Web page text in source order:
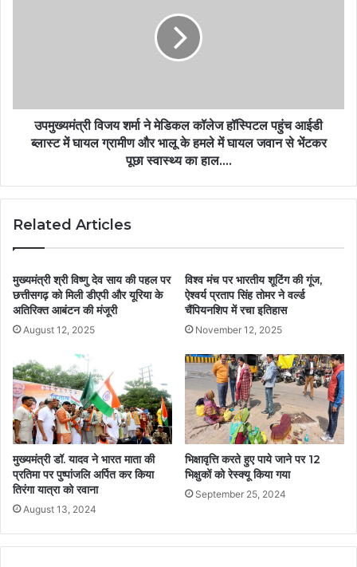
उपमुख्यमंत्री विजय शर्मा ने मेडिकल कॉलेज हॉस्पिटल पहुंच आईडी
ब्लास्ट में घायल ग्रामीण और भालू के हमले में घायल जवान से भेंटकर
पूछा स्वास्थ्य का हाल….
Related Articles
मुख्यमंत्री श्री विष्णु देव साय की पहल पर
छत्तीसगढ़ को मिली डीएपी और यूरिया के
अतिरिक्त आबंटन की मंजूरी
August 12, 2025
विश्व मंच पर भारतीय शूटिंग की गूंज,
ऐश्वर्य प्रताप सिंह तोमर ने वर्ल्ड
चैंपियनशिप में रचा इतिहास
November 12, 2025
मुख्यमंत्री डॉ. यादव ने भारत माता की
प्रतिमा पर पुष्पांजलि अर्पित कर किया
तिरंगा यात्रा को रवाना
August 13, 2024
भिक्षावृत्ति करते हुए पाये जाने पर 12
भिक्षुकों को रेस्क्यू किया गया
September 25, 2024